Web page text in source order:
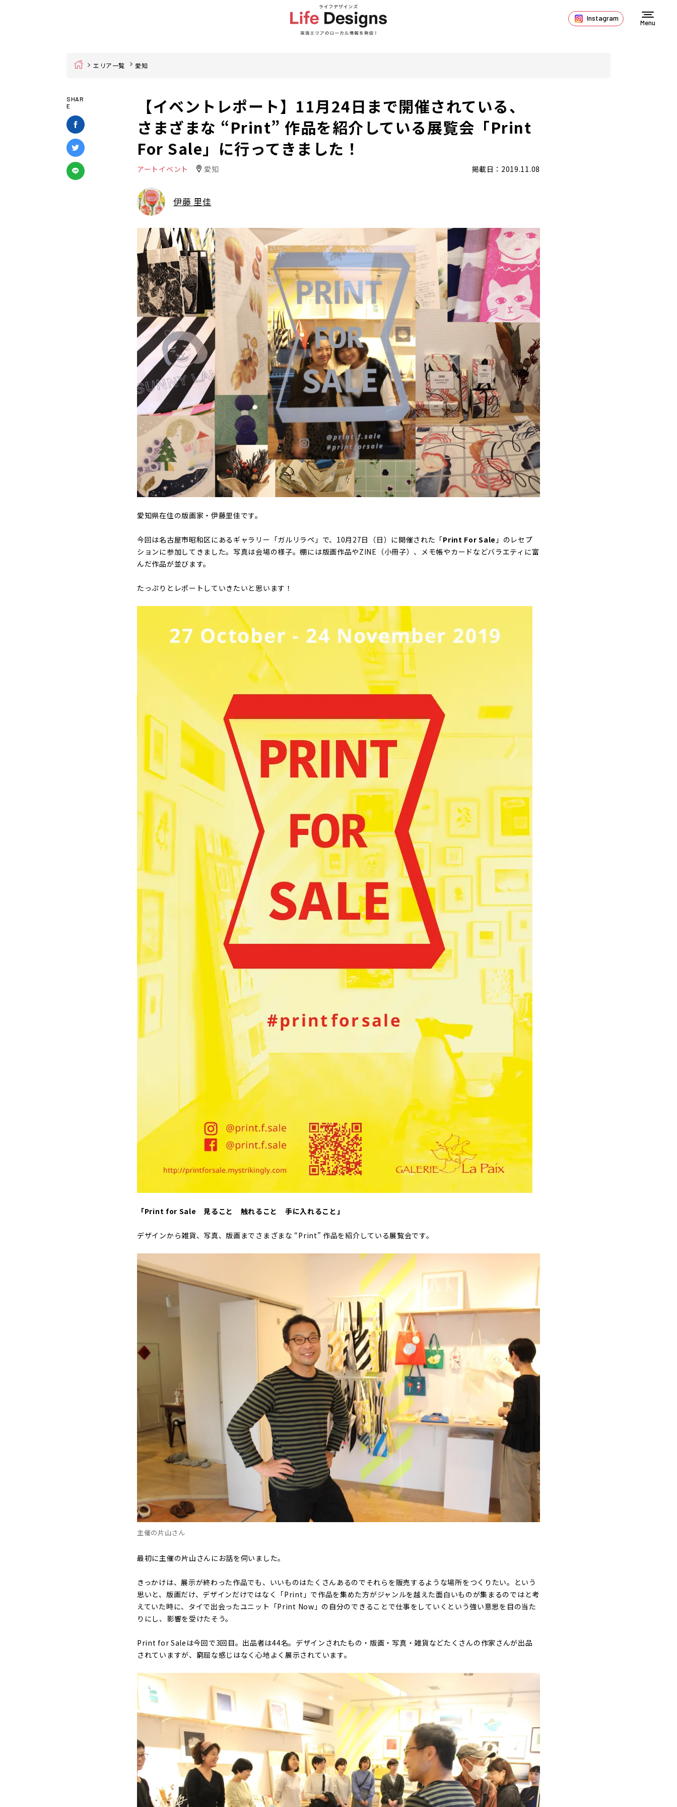
Instagram
Menu
Home エリア一覧 愛知
SHAR
E
【イベントレポート】11月24日まで開催されている、
さまざまな “Print” 作品を紹介している展覧会「Print
For Sale」に行ってきました！
アートイベント 愛知 掲載日：2019.11.08
伊藤 里佳
愛知県在住の版画家・伊藤里佳です。
今回は名古屋市昭和区にあるギャラリー「ガルリラペ」で、10月27日（日）に開催された「Print For Sale 」のレセプ
ションに参加してきました。写真は会場の様子。棚には版画作品やZINE（小冊子）、メモ帳やカードなどバラエティに富
んだ作品が並びます。
たっぷりとレポートしていきたいと思います！
「Print for Sale 見ること 触れること 手に入れること」
デザインから雑貨、写真、版画までさまざまな “Print” 作品を紹介している展覧会です。
主催の片山さん
最初に主催の片山さんにお話を伺いました。
きっかけは、展示が終わった作品でも、いいものはたくさんあるのでそれらを販売するような場所をつくりたい。という
思いと、版画だけ、デザインだけではなく「Print」で作品を集めた方がジャンルを越えた面白いものが集まるのではと考
えていた時に、タイで出会ったユニット「Print Now」の自分のできることで仕事をしていくという強い意思を目の当た
りにし、影響を受けたそう。
Print for Saleは今回で3回目。出品者は44名。デザインされたもの・版画・写真・雑貨などたくさんの作家さんが出品
されていますが、窮屈な感じはなく心地よく展示されています。